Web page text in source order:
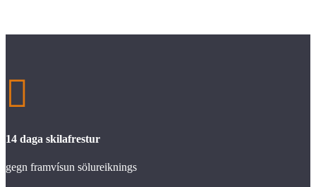

14 daga skilafrestur
gegn framvísun sölureiknings